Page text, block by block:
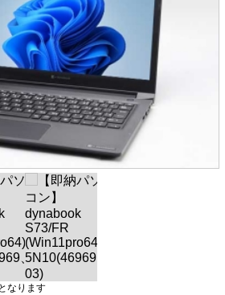
なります